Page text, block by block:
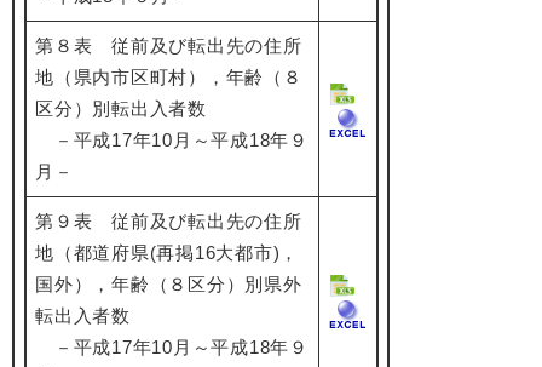
第８表 従前及び転出先の住所
地（県内市区町村），年齢（８
区分）別転出入者数
－平成17年10月～平成18年９
月－
第９表 従前及び転出先の住所
地（都道府県(再掲16大都市)，
国外），年齢（８区分）別県外
転出入者数
－平成17年10月～平成18年９